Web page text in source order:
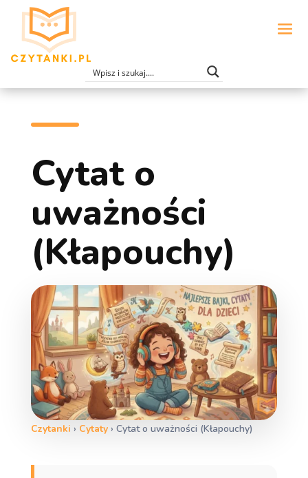
Cytat o
uważności
(Kłapouchy)
Czytanki › Cytaty› Cytat o uważności (Kłapouchy)